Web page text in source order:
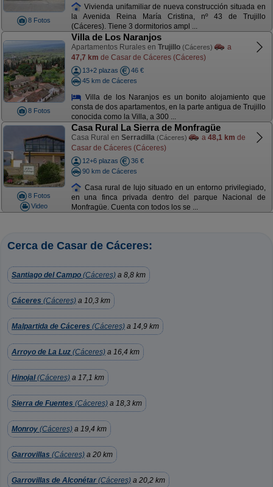
8 Fotos
Vivienda unifamiliar de nueva construcción situada en
la Avenida Reina María Cristina, nº 43 de Trujillo
(Cáceres). Tiene 3 dormitorios ampl ...
8 Fotos
Villa de Los Naranjos
Apartamentos Rurales en Trujillo (Cáceres)
a
47,7 km de Casar de Cáceres (Cáceres)
13+2 plazas
46 €
45 km de Cáceres
Villa de los Naranjos es un bonito alojamiento que
consta de dos apartamentos, en la parte antigua de Trujillo
conocida como la Villa, a 300 ...
8 Fotos
Video
Casa Rural La Sierra de Monfragüe
Casa Rural en Serradilla (Cáceres) a 48,1 km de
Casar de Cáceres (Cáceres)
12+6 plazas
36 €
90 km de Cáceres
Casa rural de lujo situado en un entorno privilegiado,
en una finca privada dentro del parque Nacional de
Monfragüe. Cuenta con todos los se ...
Cerca de Casar de Cáceres:
Santiago del Campo (Cáceres) a 8,8 km
Cáceres (Cáceres) a 10,3 km
Malpartida de Cáceres (Cáceres) a 14,9 km
Arroyo de La Luz (Cáceres) a 16,4 km
Hinojal(Cáceres) a 17,1 km
Sierra de Fuentes (Cáceres) a 18,3 km
Monroy (Cáceres) a 19,4 km
Garrovillas (Cáceres) a 20 km
Garrovillas de Alconétar (Cáceres) a 20,2 km